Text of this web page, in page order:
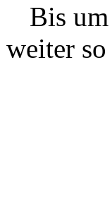
Bis
weiter